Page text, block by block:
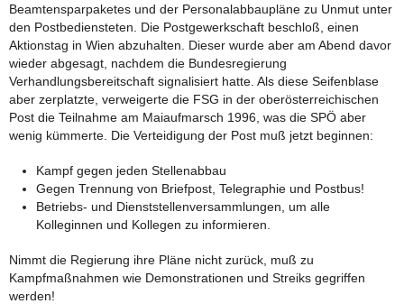
Beamtensparpaketes und der Personalabbaupläne zu Unmut unter
den Postbediensteten. Die Postgewerkschaft beschloß, einen
Aktionstag in Wien abzuhalten. Dieser wurde aber am Abend davor
wieder abgesagt, nachdem die Bundesregierung
Verhandlungsbereitschaft signalisiert hatte. Als diese Seifenblase
aber zerplatzte, verweigerte die FSG in der oberösterreichischen
Post die Teilnahme am Maiaufmarsch 1996, was die SPÖ aber
wenig kümmerte. Die Verteidigung der Post muß jetzt beginnen:
Kampf gegen jeden Stellenabbau
Gegen Trennung von Briefpost, Telegraphie und Postbus!
Betriebs- und Dienststellenversammlungen, um alle
Kolleginnen und Kollegen zu informieren.
Nimmt die Regierung ihre Pläne nicht zurück, muß zu
Kampfmaßnahmen wie Demonstrationen und Streiks gegriffen
werden!